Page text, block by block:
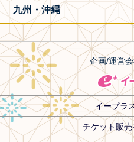
九州・沖縄
企画/運営
イープラ
チケット販